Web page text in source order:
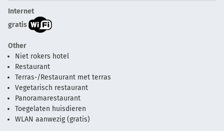
Internet
gratis
Other
Niet rokers hotel
Restaurant
Terras-/Restaurant met terras
Vegetarisch restaurant
Panoramarestaurant
Toegelaten huisdieren
WLAN aanwezig (gratis)